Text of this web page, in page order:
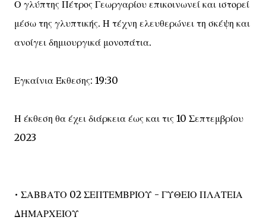
Ο γλύπτης Πέτρος Γεωργαρίου επικοινωνεί και ιστορεί
μέσω της γλυπτικής. Η τέχνη ελευθερώνει τη σκέψη και
ανοίγει δημιουργικά μονοπάτια.
Εγκαίνια Έκθεσης: 19:30
Η έκθεση θα έχει διάρκεια έως και τις 10 Σεπτεμβρίου
2023
• ΣΑΒΒΑΤΟ 02 ΣΕΠΤΕΜΒΡΙΟΥ - ΓΥΘΕΙΟ ΠΛΑΤΕΙΑ
ΔΗΜΑΡΧΕΙΟΥ